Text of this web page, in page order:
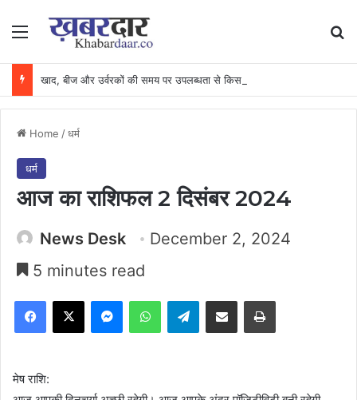
Menu
Home /धर्म
धर्म
आज का राशिफल 2 दिसंबर 2024
News Desk
December 2, 2024
5 minutes read
Facebook
X MessengerWhatsAppTelegramShare via Email Print
मेष राशि: